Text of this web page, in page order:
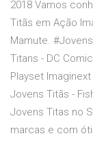
2018 Vamos
Titãs em Ação
Mamute.
Titans - DC
Playset
Jovens Titãs -
Jovens Titas no
marcas e com